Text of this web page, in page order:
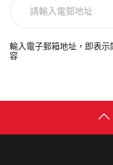
電
郵
輸入電子郵箱地址，即表示
容